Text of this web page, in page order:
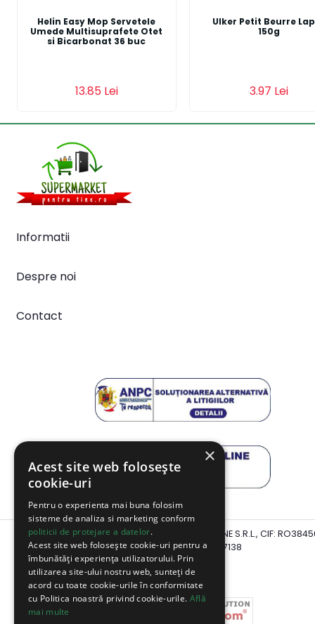
Helin Easy Mop Servetele
Umede Multisuprafete Otet
si Bicarbonat 36 buc
13.85 Lei
Ulker Petit Beurre
150g
3.97 Lei
Informatii
Despre noi
Contact
Website detinut de SUPERMARKET PENTRU TINE S.R.L., CIF:
Reg.Com: J2017003647138
×
Acest site web folosește
cookie-uri
Pentru o experienta mai buna folosim
sisteme de analiza si marketing conform
politicii de protejare a datelor.
Acest site web folosește cookie-uri pentru a
îmbunătăți experiența utilizatorului. Prin
utilizarea site-ului nostru web, sunteți de
acord cu toate cookie-urile în conformitate
cu Politica noastră privind cookie-urile. Află
mai multe